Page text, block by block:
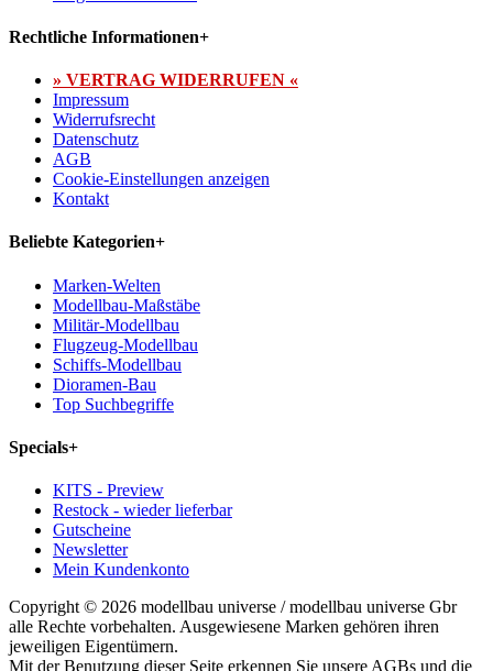
Rechtliche Informationen+
» VERTRAG WIDERRUFEN «
Impressum
Widerrufsrecht
Datenschutz
AGB
Cookie-Einstellungen anzeigen
Kontakt
Beliebte Kategorien+
Marken-Welten
Modellbau-Maßstäbe
Militär-Modellbau
Flugzeug-Modellbau
Schiffs-Modellbau
Dioramen-Bau
Top Suchbegriffe
Specials+
KITS - Preview
Restock - wieder lieferbar
Gutscheine
Newsletter
Mein Kundenkonto
Copyright © 2026 modellbau universe / modellbau universe Gbr
alle Rechte vorbehalten. Ausgewiesene Marken gehören ihren
jeweiligen Eigentümern.
Mit der Benutzung dieser Seite erkennen Sie unsere AGBs und die